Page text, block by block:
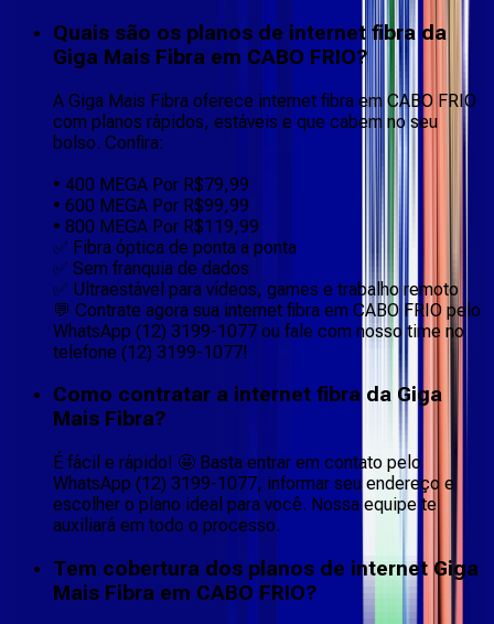
Quais são os planos de internet fibra da
Giga Mais Fibra em CABO FRIO?
A Giga Mais Fibra oferece internet fibra em CABO FRIO
com planos rápidos, estáveis e que cabem no seu
bolso. Confira:
• 400 MEGA Por R$79,99
• 600 MEGA Por R$99,99
• 800 MEGA Por R$119,99
✅ Fibra óptica de ponta a ponta
✅ Sem franquia de dados
✅ Ultraestável para vídeos, games e trabalho remoto
💬 Contrate agora sua internet fibra em CABO FRIO pelo
WhatsApp (12) 3199-1077 ou fale com nosso time no
telefone (12) 3199-1077!
Como contratar a internet fibra da Giga
Mais Fibra?
É fácil e rápido! 🤩 Basta entrar em contato pelo
WhatsApp (12) 3199-1077, informar seu endereço e
escolher o plano ideal para você. Nossa equipe te
auxiliará em todo o processo.
Tem cobertura dos planos de internet Giga
Mais Fibra em CABO FRIO?